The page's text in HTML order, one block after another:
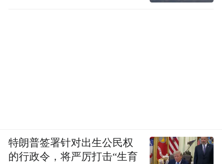
特朗普签署针对出生公民权
的行政令，将严厉打击“生育